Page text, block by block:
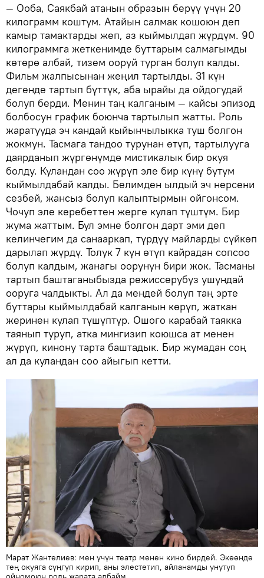
— Ооба, Саякбай атанын образын берүү үчүн 20
килограмм коштум. Атайын салмак кошоюн деп
камыр тамактарды жеп, аз кыймылдап жүрдүм. 90
килограммга жеткенимде буттарым салмагымды
көтөрө албай, тизем ооруй турган болуп калды.
Фильм жалпысынан жеңил тартылды. 31 күн
дегенде тартып бүттүк, аба ырайы да ойдогудай
болуп берди. Менин таң калганым — кайсы эпизод
болбосун график боюнча тартылып жатты. Роль
жаратууда эч кандай кыйынчылыкка туш болгон
жокмун. Тасмага тандоо турунан өтүп, тартылууга
даярданып жүргөнүмдө мистикалык бир окуя
болду. Куландан соо жүрүп эле бир күнү бутум
кыймылдабай калды. Белимден ылдый эч нерсени
сезбей, жансыз болуп калыптырмын ойгонсом.
Чочуп эле керебеттен жерге кулап түштүм. Бир
жума жаттым. Бул эмне болгон дарт эми деп
келинчегим да санааркап, түрдүү майларды сүйкөп
дарылап жүрдү. Толук 7 күн өтүп кайрадан сопсоо
болуп калдым, жанагы оорунун бири жок. Тасманы
тартып баштаганыбызда режиссерубуз ушундай
ооруга чалдыкты. Ал да мендей болуп таң эрте
буттары кыймылдабай калганын көрүп, жаткан
жеринен кулап түшүптүр. Ошого карабай таякка
таянып туруп, атка мингизип коюшса ат менен
жүрүп, кинону тарта баштадык. Бир жумадан соң
ал да куландан соо айыгып кетти.
Марат Жантелиев: мен үчүн театр менен кино бирдей. Экөөндө
тең окуяга сүңгүп кирип, аны элестетип, айланамды унутуп